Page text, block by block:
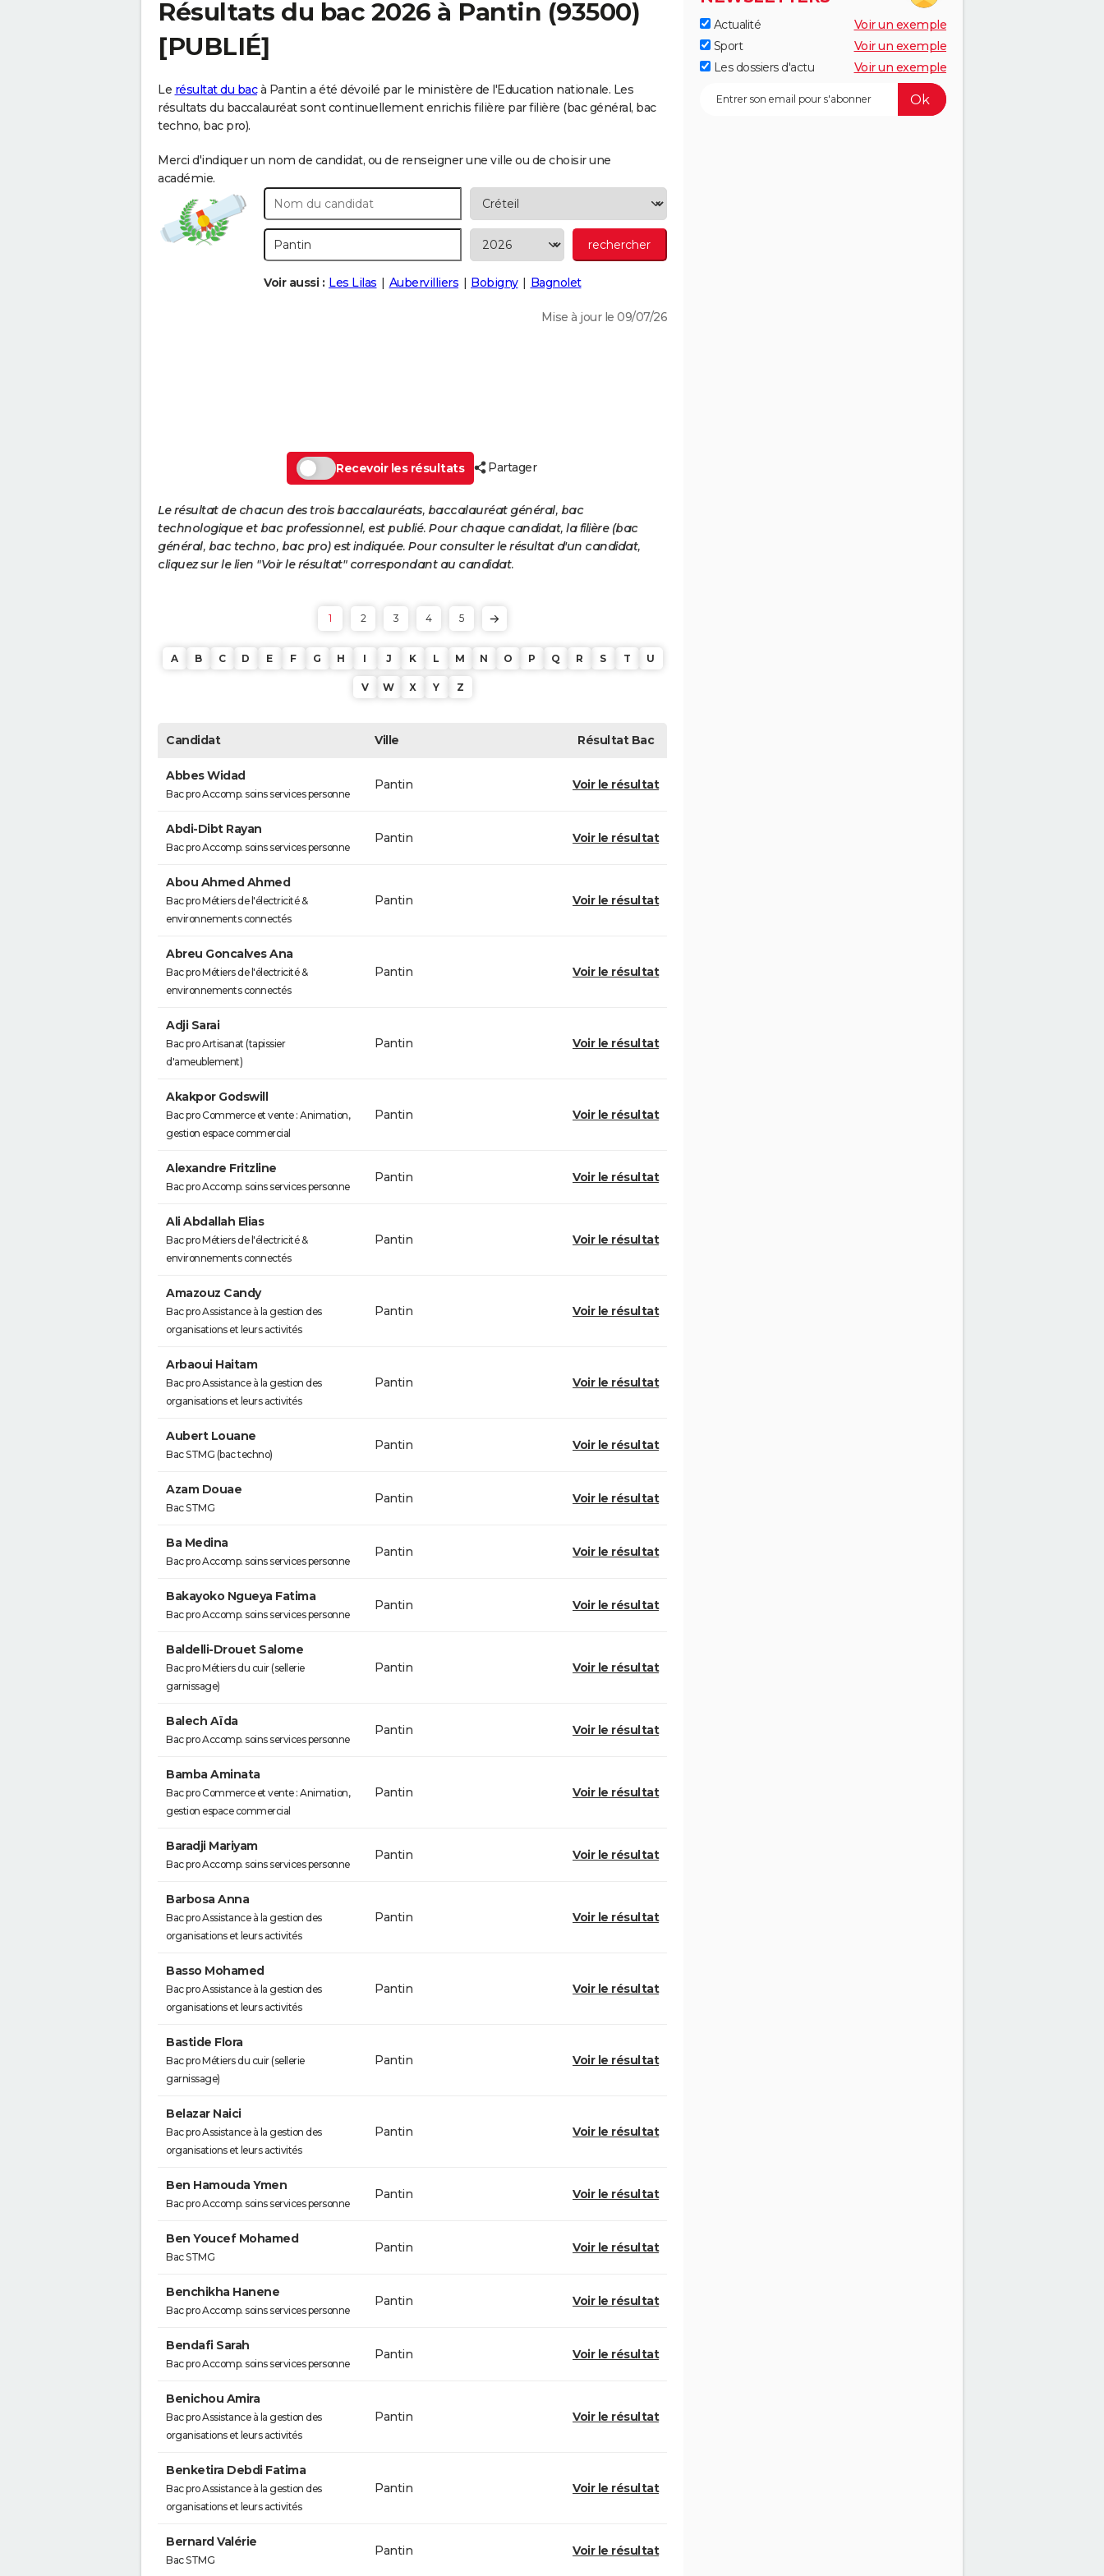
Résultats du bac 2026 à Pantin (93500)
[PUBLIÉ]
Le résultat du bacà Pantin a été dévoilé par le ministère de l'Education nationale. Les
résultats du baccalauréat sont continuellement enrichis filière par filière (bac général, bac
techno, bac pro).
Merci d'indiquer un nom de candidat, ou de renseigner une ville ou de choisir une
académie.
Voir aussi : Les Lilas Aubervilliers Bobigny Bagnolet
Mise à jour le 09/07/26
Recevoir les résultats Partager
Le résultat de chacun des trois baccalauréats, baccalauréat général, bac
technologique et bac professionnel, est publié. Pour chaque candidat, la filière (bac
général, bac techno, bac pro) est indiquée. Pour consulter le résultat d'un candidat,
cliquez sur le lien "Voir le résultat" correspondant au candidat.
1 2 3 4 5
A B C D E F G H I J K L M N O P Q R S T U
V W X Y Z
Candidat Ville RésultatBac
Abbes Widad
Bac pro Accomp. soins services personne
Pantin Voir le résultat
Abdi-Dibt Rayan
Bac pro Accomp. soins services personne
Pantin Voir le résultat
Abou Ahmed Ahmed
Bac pro Métiers de l'électricité &
environnements connectés
Pantin Voir le résultat
Abreu Goncalves Ana
Bac pro Métiers de l'électricité &
environnements connectés
Pantin Voir le résultat
Adji Sarai
Bac pro Artisanat (tapissier
d'ameublement)
Pantin Voir le résultat
Akakpor Godswill
Bac pro Commerce et vente : Animation,
gestion espace commercial
Pantin Voir le résultat
Alexandre Fritzline
Bac pro Accomp. soins services personne
Pantin Voir le résultat
Ali Abdallah Elias
Bac pro Métiers de l'électricité &
environnements connectés
Pantin Voir le résultat
Amazouz Candy
Bac pro Assistance à la gestion des
organisations et leurs activités
Pantin Voir le résultat
Arbaoui Haitam
Bac pro Assistance à la gestion des
organisations et leurs activités
Pantin Voir le résultat
Aubert Louane
Bac STMG (bac techno)
Pantin Voir le résultat
Azam Douae
Bac STMG
Pantin Voir le résultat
Ba Medina
Bac pro Accomp. soins services personne
Pantin Voir le résultat
Bakayoko Ngueya Fatima
Bac pro Accomp. soins services personne
Pantin Voir le résultat
Baldelli-Drouet Salome
Bac pro Métiers du cuir (sellerie
garnissage)
Pantin Voir le résultat
Balech Aïda
Bac pro Accomp. soins services personne
Pantin Voir le résultat
Bamba Aminata
Bac pro Commerce et vente : Animation,
gestion espace commercial
Pantin Voir le résultat
Baradji Mariyam
Bac pro Accomp. soins services personne
Pantin Voir le résultat
Barbosa Anna
Bac pro Assistance à la gestion des
organisations et leurs activités
Pantin Voir le résultat
Basso Mohamed
Bac pro Assistance à la gestion des
organisations et leurs activités
Pantin Voir le résultat
Bastide Flora
Bac pro Métiers du cuir (sellerie
garnissage)
Pantin Voir le résultat
Belazar Naici
Bac pro Assistance à la gestion des
organisations et leurs activités
Pantin Voir le résultat
Ben Hamouda Ymen
Bac pro Accomp. soins services personne
Pantin Voir le résultat
Ben Youcef Mohamed
Bac STMG
Pantin Voir le résultat
Benchikha Hanene
Bac pro Accomp. soins services personne
Pantin Voir le résultat
Bendafi Sarah
Bac pro Accomp. soins services personne
Pantin Voir le résultat
Benichou Amira
Bac pro Assistance à la gestion des
organisations et leurs activités
Pantin Voir le résultat
Benketira Debdi Fatima
Bac pro Assistance à la gestion des
organisations et leurs activités
Pantin Voir le résultat
Bernard Valérie
Bac STMG
Pantin Voir le résultat
Actualité
Voir un exemple
Sport
Voir un exemple
Les dossiers d'actu
Voir un exemple